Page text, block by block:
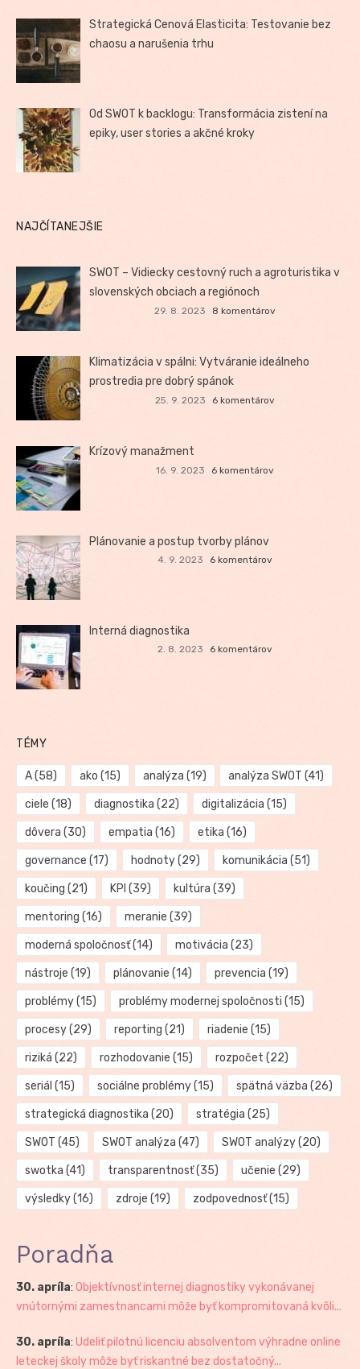
Strategická Cenová Elasticita: Testovanie bez
chaosu a narušenia trhu
Od SWOT k backlogu: Transformácia zistení na
epiky, user stories a akčné kroky
NAJČÍTANEJŠIE
SWOT – Vidiecky cestovný ruch a agroturistika v
slovenských obciach a regiónoch
29. 8. 2023 8 komentárov
Klimatizácia v spálni: Vytváranie ideálneho
prostredia pre dobrý spánok
25. 9. 2023 6 komentárov
Krízový manažment
16. 9. 2023 6 komentárov
Plánovanie a postup tvorby plánov
4. 9. 2023 6 komentárov
Interná diagnostika
2. 8. 2023 6 komentárov
TÉMY
A(58) ako (15) analýza (19) analýza SWOT (41)
ciele (18) diagnostika (22) digitalizácia (15)
dôvera (30) empatia (16) etika (16)
governance (17) hodnoty(29) komunikácia (51)
koučing (21) KPI (39) kultúra (39)
mentoring (16) meranie (39)
moderná spoločnosť(14) motivácia (23)
nástroje (19) plánovanie (14) prevencia (19)
problémy(15) problémy modernej spoločnosti (15)
procesy(29) reporting (21) riadenie (15)
riziká (22) rozhodovanie (15) rozpočet (22)
seriál (15) sociálne problémy(15) spätná väzba (26)
strategická diagnostika (20) stratégia (25)
SWOT (45) SWOT analýza (47) SWOT analýzy(20)
swotka (41) transparentnosť(35) učenie (29)
výsledky(16) zdroje (19) zodpovednosť(15)
Poradňa
30. apríla: Objektívnosť internej diagnostiky vykonávanej
vnútornými zamestnancami môže byť kompromitovaná kvôli...
30. apríla: Udeliť pilotnú licenciu absolventom výhradne online
leteckej školy môže byť riskantné bez dostatočný...